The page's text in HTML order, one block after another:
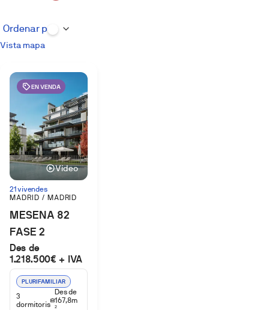
Vista mapa
EN VENDA
Vídeo
21 vivendes
MADRID / MADRID
MESENA 82
FASE 2
(MADRID)
Des de
1.218.500€ + IVA
PLURIFAMILIAR
3
dormitoris
Des de
167,8m
2